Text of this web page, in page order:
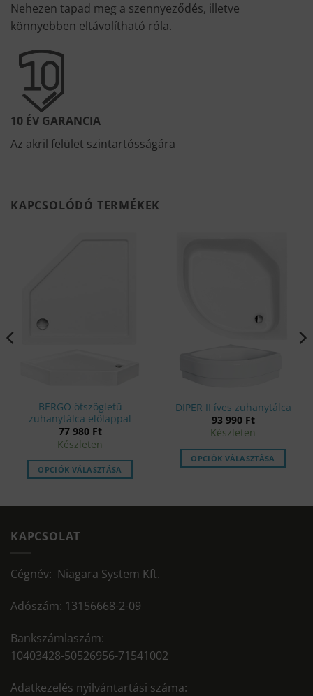
Nehezen tapad meg a szennyeződés, illetve
könnyebben eltávolítható róla.
10 ÉV GARANCIA
Az akril felület szintartósságára
KAPCSOLÓDÓ TERMÉKEK
BERGO ötszögletű
zuhanytálca előlappal
77 980 Ft
Készleten
OPCIÓK VÁLASZTÁSA
DIPER II íves zuhanytálca
93 990 Ft
Készleten
OPCIÓK VÁLASZTÁSA
KAPCSOLAT
Cégnév: Niagara System Kft.
Adószám: 13156668-2-09
Bankszámlaszám:
10403428-50526956-71541002
Adatkezelés nyilvántartási száma: